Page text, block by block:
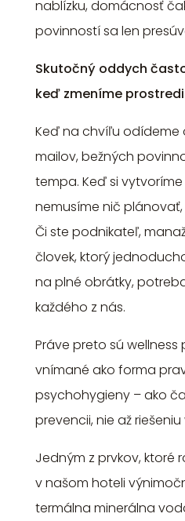
nablízku, domácnosť
povinností sa len
Skutočný oddych
keď zmeníme
Keď na chvíľu
mailov, bežných
tempa. Keď si vytvoríme
nemusíme nič
Či ste podnikateľ,
človek, ktorý
na plné obrátky,
každého z nás.
Práve preto sú
vnímané ako forma
psychohygieny – ako
prevencii, nie až
Jedným z prvkov, ktoré
v našom hoteli
termálna minerálna